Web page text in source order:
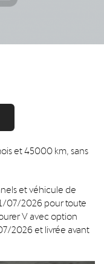
et 45000 km, sans
et véhicule de
07/2026 pour toute
V avec option
2026 et livrée avant